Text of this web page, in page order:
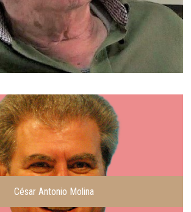
César Antonio Molina